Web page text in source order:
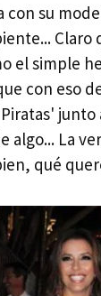
con su
Claro
el simple
con eso
junto
algo... La
qué